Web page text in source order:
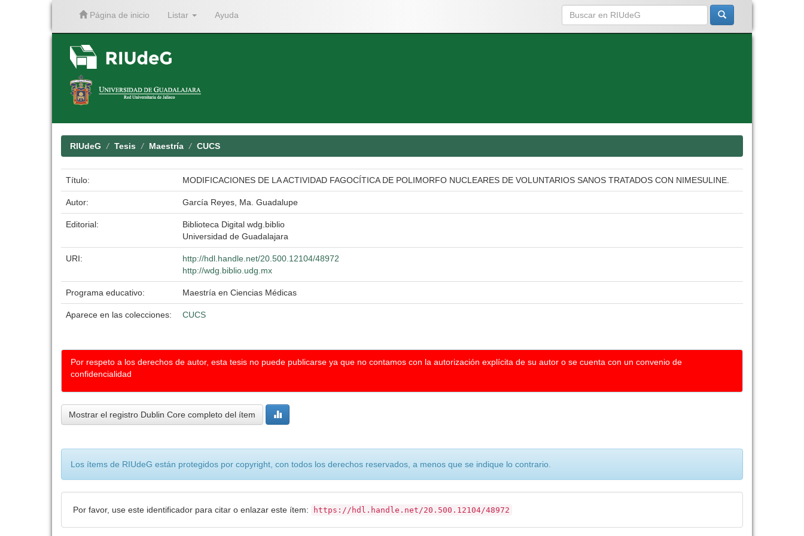
Página de inicio Listar Ayuda
RIUdeG Tesis Maestría CUCS
Título: MODIFICACIONES DE LA ACTIVIDAD FAGOCÍTICA DE POLIMORFO NUCLEARES DE VOLUNTARIOS SANOS TRATADOS CON NIMESULINE.
Autor: García Reyes, Ma. Guadalupe
Editorial:
Biblioteca Digital wdg.biblio
Universidad de Guadalajara
URI:
http://hdl.handle.net/20.500.12104/48972
http://wdg.biblio.udg.mx
Programa educativo: Maestría en Ciencias Médicas
Aparece en las colecciones: CUCS
Por respeto a los derechos de autor, esta tesis no puede publicarse ya que no contamos con la autorización explícita de su autor o se cuenta con un convenio de
confidencialidad
Mostrar el registro Dublin Core completo del ítem
Los ítems de RIUdeG están protegidos por copyright, con todos los derechos reservados, a menos que se indique lo contrario.
Por favor, use este identificador para citar o enlazar este ítem: https://hdl.handle.net/20.500.12104/48972